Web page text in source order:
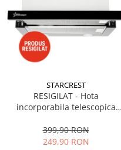
STARCREST
RESIGILAT - Hota
incorporabila telescopica
Putere de absorbtie 550 m3/h,
1 Motor, 2 Trepte putere, 60
399,90 RON
249,90 RON